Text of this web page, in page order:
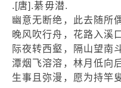
.[唐].綦毋潜.
幽意无断绝，此去随所
晚风吹行舟，花路入溪
际夜转西壑，隔山望南
潭烟飞溶溶，林月低向
生事且弥漫，愿为持竿